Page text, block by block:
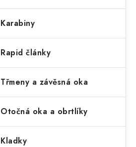
Karabiny
Rapid články
Třmeny a závěsná oka
Otočná oka a obrtlíky
Kladky